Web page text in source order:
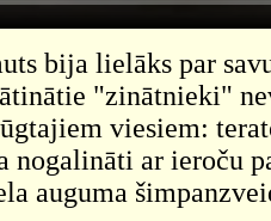
bija lielāks par
"zinātnieki"
viesiem:
nogalināti ar ieroču
auguma